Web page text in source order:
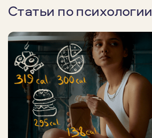
Статьи по психологии